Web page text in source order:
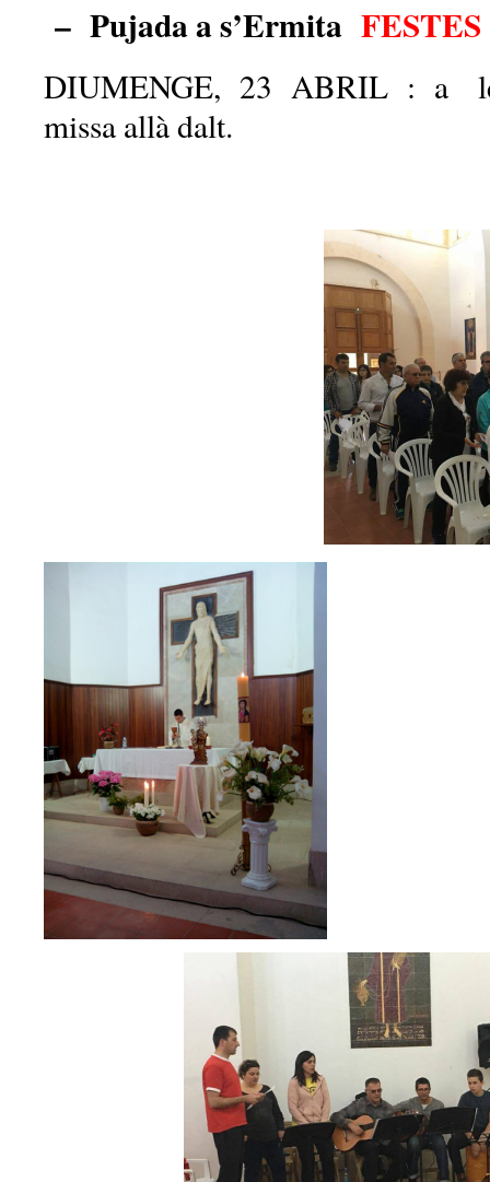
– Pujada a s’Ermita
DIUMENGE, 23 ABRIL : a
missa allà dalt.